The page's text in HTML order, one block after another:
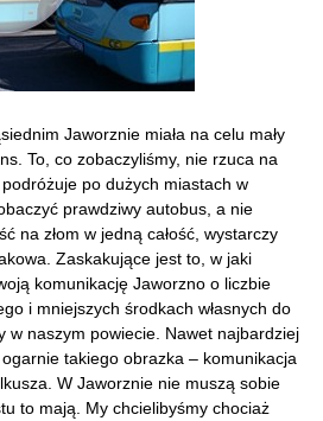
Jaworznie miała na celu mały
To, co zobaczyliśmy, nie rzuca na
po dużych miastach w
prawdziwy autobus, a nie
na złom w jedną całość, wystarczy
Zaskakujące jest to, w jaki
komunikację Jaworzno o liczbie
i mniejszych środkach własnych do
w naszym powiecie. Nawet najbardziej
takiego obrazka – komunikacja
W Jaworznie nie muszą sobie
to mają. My chcielibyśmy chociaż